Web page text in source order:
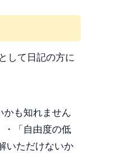
して日記の方に
も知れません
・「自由度の低
いただけないか